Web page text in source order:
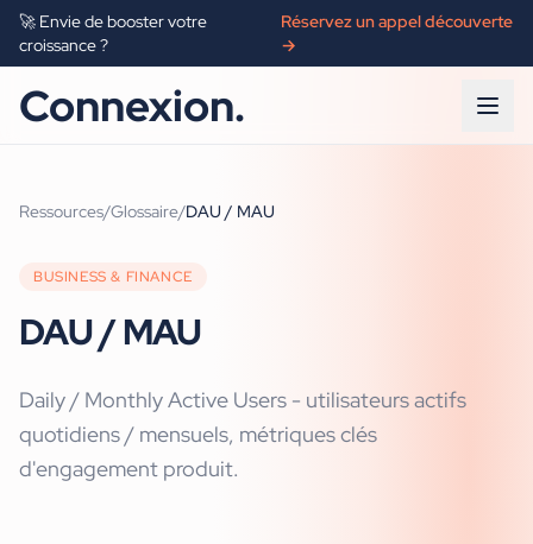
🚀 Envie de booster votre
croissance ?
Réservez un appel découverte
→
Connexion.
Ressources/Glossaire/DAU / MAU
BUSINESS & FINANCE
DAU / MAU
Daily / Monthly Active Users - utilisateurs actifs
quotidiens / mensuels, métriques clés
d'engagement produit.